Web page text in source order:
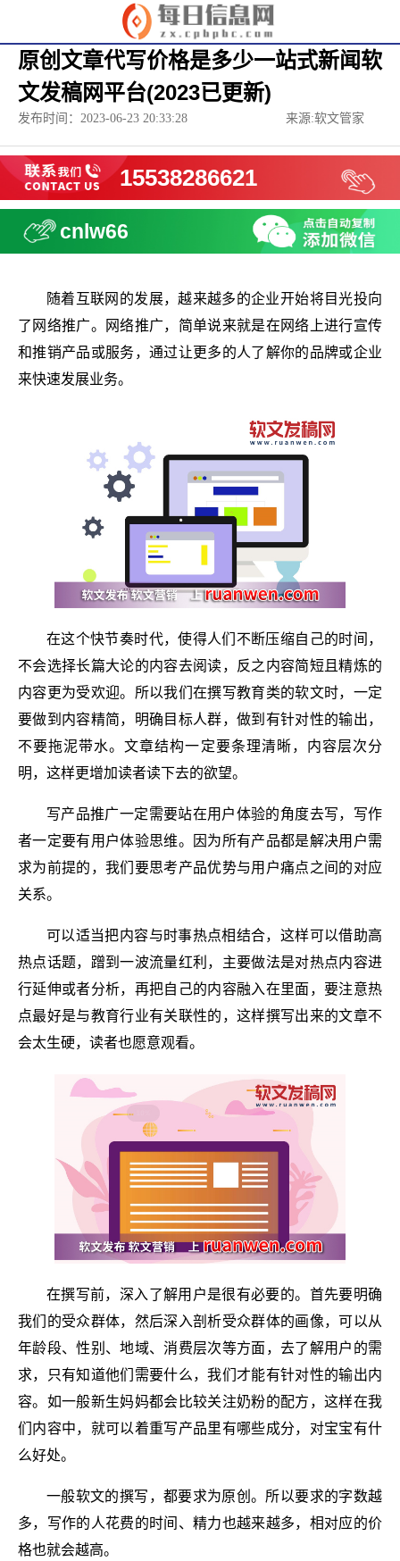
原创文章代写价格是多少一站式新闻软
文发稿网平台(2023已更新)
发布时间：2023-06-23 20:33:28 来源:软文管家
15538286621
cnlw66
随着互联网的发展，越来越多的企业开始将目光投向
了网络推广。网络推广，简单说来就是在网络上进行宣传
和推销产品或服务，通过让更多的人了解你的品牌或企业
来快速发展业务。
在这个快节奏时代，使得人们不断压缩自己的时间，
不会选择长篇大论的内容去阅读，反之内容简短且精炼的
内容更为受欢迎。所以我们在撰写教育类的软文时，一定
要做到内容精简，明确目标人群，做到有针对性的输出，
不要拖泥带水。文章结构一定要条理清晰，内容层次分
明，这样更增加读者读下去的欲望。
写产品推广一定需要站在用户体验的角度去写，写作
者一定要有用户体验思维。因为所有产品都是解决用户需
求为前提的，我们要思考产品优势与用户痛点之间的对应
关系。
可以适当把内容与时事热点相结合，这样可以借助高
热点话题，蹭到一波流量红利，主要做法是对热点内容进
行延伸或者分析，再把自己的内容融入在里面，要注意热
点最好是与教育行业有关联性的，这样撰写出来的文章不
会太生硬，读者也愿意观看。
在撰写前，深入了解用户是很有必要的。首先要明确
我们的受众群体，然后深入剖析受众群体的画像，可以从
年龄段、性别、地域、消费层次等方面，去了解用户的需
求，只有知道他们需要什么，我们才能有针对性的输出内
容。如一般新生妈妈都会比较关注奶粉的配方，这样在我
们内容中，就可以着重写产品里有哪些成分，对宝宝有什
么好处。
一般软文的撰写，都要求为原创。所以要求的字数越
多，写作的人花费的时间、精力也越来越多，相对应的价
格也就会越高。